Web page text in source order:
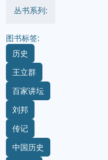
丛书系列:
图书标签:
历史
王立群
百家讲坛
刘邦
传记
中国历史